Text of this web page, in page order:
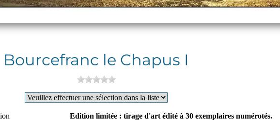
Bourcefranc le Chapus I
Edition limitée : tirage d'art édité à 30 exemplaires numérotés.